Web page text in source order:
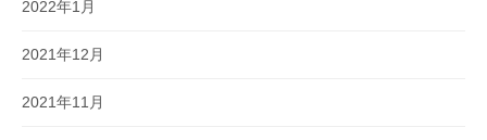
2022年1月
2021年12月
2021年11月